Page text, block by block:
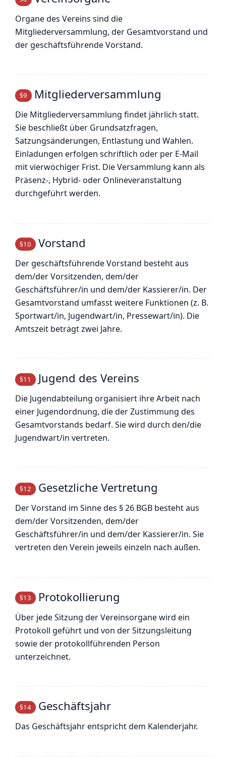
Organe des Vereins sind die
Mitgliederversammlung, der Gesamtvorstand und
der geschäftsführende Vorstand.
§9 Mitgliederversammlung
Die Mitgliederversammlung findet jährlich statt.
Sie beschließt über Grundsatzfragen,
Satzungsänderungen, Entlastung und Wahlen.
Einladungen erfolgen schriftlich oder per E-Mail
mit vierwöchiger Frist. Die Versammlung kann als
Präsenz-, Hybrid- oder Onlineveranstaltung
durchgeführt werden.
§10 Vorstand
Der geschäftsführende Vorstand besteht aus
dem/der Vorsitzenden, dem/der
Geschäftsführer/in und dem/der Kassierer/in. Der
Gesamtvorstand umfasst weitere Funktionen (z. B.
Sportwart/in, Jugendwart/in, Pressewart/in). Die
Amtszeit beträgt zwei Jahre.
§11 Jugend des Vereins
Die Jugendabteilung organisiert ihre Arbeit nach
einer Jugendordnung, die der Zustimmung des
Gesamtvorstands bedarf. Sie wird durch den/die
Jugendwart/in vertreten.
§12 Gesetzliche Vertretung
Der Vorstand im Sinne des § 26 BGB besteht aus
dem/der Vorsitzenden, dem/der
Geschäftsführer/in und dem/der Kassierer/in. Sie
vertreten den Verein jeweils einzeln nach außen.
§13 Protokollierung
Über jede Sitzung der Vereinsorgane wird ein
Protokoll geführt und von der Sitzungsleitung
sowie der protokollführenden Person
unterzeichnet.
§14 Geschäftsjahr
Das Geschäftsjahr entspricht dem Kalenderjahr.